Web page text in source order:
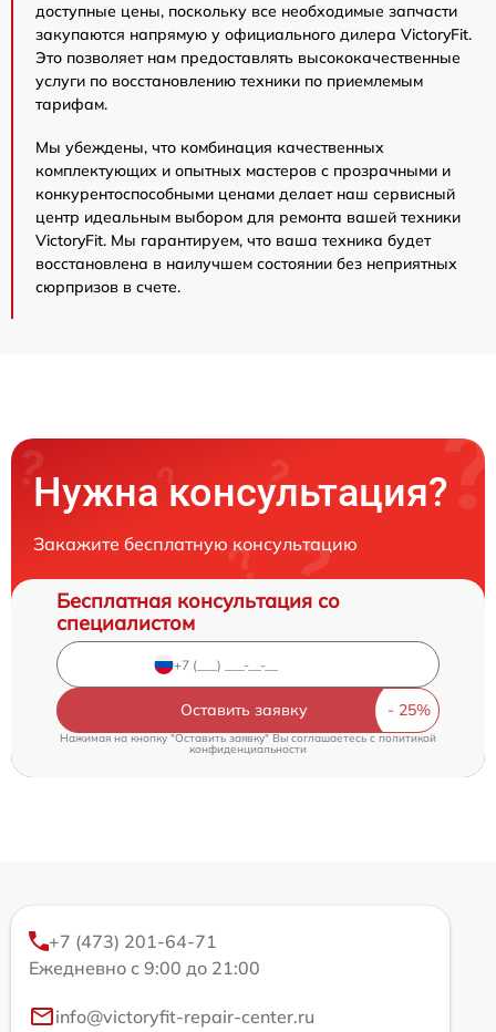
доступные цены, поскольку все необходимые запчасти
закупаются напрямую у официального дилера VictoryFit.
Это позволяет нам предоставлять высококачественные
услуги по восстановлению техники по приемлемым
тарифам.
Мы убеждены, что комбинация качественных
комплектующих и опытных мастеров с прозрачными и
конкурентоспособными ценами делает наш сервисный
центр идеальным выбором для ремонта вашей техники
VictoryFit. Мы гарантируем, что ваша техника будет
восстановлена в наилучшем состоянии без неприятных
сюрпризов в счете.
Нужна консультация?
Закажите бесплатную консультацию
Бесплатная консультация со
специалистом
Оставить заявку
Нажимая на кнопку "Оставить заявку" Вы соглашаетесь cполитикой
конфиденциальности
+7 (473) 201-64-71
Ежедневно с 9:00 до 21:00
info@victoryfit-repair-center.ru